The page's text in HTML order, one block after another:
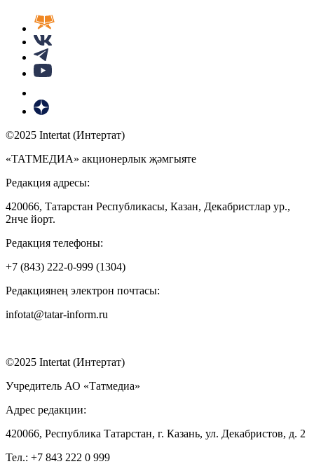
©2025 Intertat (Интертат)
«ТАТМЕДИА» акционерлык җәмгыяте
Редакция адресы:
420066, Татарстан Республикасы, Казан, Декабристлар ур.,
2нче йорт.
Редакция телефоны:
+7 (843) 222-0-999 (1304)
Редакциянең электрон почтасы:
infotat@tatar-inform.ru
©2025 Intertat (Интертат)
Учредитель АО «Татмедиа»
Адрес редакции:
420066, Республика Татарстан, г. Казань, ул. Декабристов, д. 2
Тел.: +7 843 222 0 999